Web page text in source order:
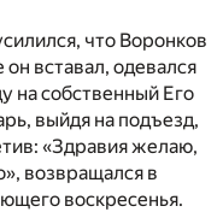
что Воронков
вставал, одевался
на собственный Его
выйдя на подъезд,
«Здравия желаю,
возвращался в
воскресенья.